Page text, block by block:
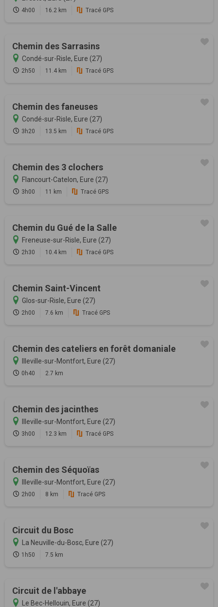
4h00 16.2 km Tracé GPS
Chemin des Sarrasins
Condé-sur-Risle, Eure (27)
2h50 11.4 km Tracé GPS
Chemin des faneuses
Condé-sur-Risle, Eure (27)
3h20 13.5 km Tracé GPS
Chemin des 3 clochers
Flancourt-Catelon, Eure (27)
3h00 11 km Tracé GPS
Chemin du Gué de la Salle
Freneuse-sur-Risle, Eure (27)
2h30 10.4 km Tracé GPS
Chemin Saint-Vincent
Glos-sur-Risle, Eure (27)
2h00 7.6 km Tracé GPS
Chemin des cateliers en forêt domaniale
Illeville-sur-Montfort, Eure (27)
0h40 2.7 km
Chemin des jacinthes
Illeville-sur-Montfort, Eure (27)
3h00 12.3 km Tracé GPS
Chemin des Séquoïas
Illeville-sur-Montfort, Eure (27)
2h00 8 km Tracé GPS
Circuit du Bosc
La Neuville-du-Bosc, Eure (27)
1h50 7.5 km
Circuit de l'abbaye
Le Bec-Hellouin, Eure (27)